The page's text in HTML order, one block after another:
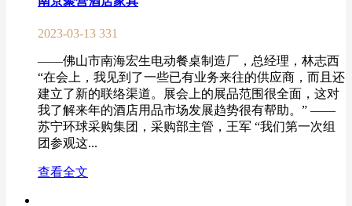
2023-03-13 331
——佛山市南海宏生电动餐桌制造厂，总经理，林志西
“在会上，我见到了一些已有业务来往的供应商，而且还
建立了新的联络渠道。展会上的展品范围很全面，这对
我了解来年的酒店用品市场发展趋势很有帮助。” ——
苏宁环球采购集团，采购部主管，王军 “我们第一次组
团参观这...
查看全文